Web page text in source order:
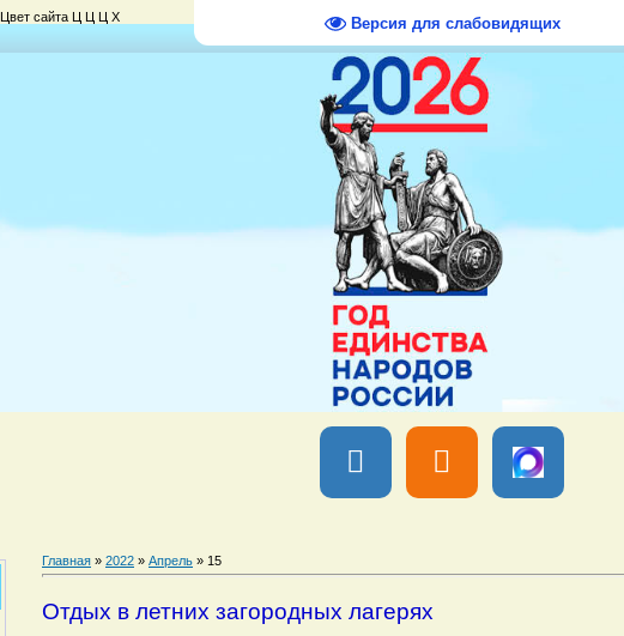
Версия для слабовидящих
Цвет сайта Ц Ц Ц Х
Вы вошли какГостьГруппа "Гости" Четверг, 06 Августа 2026,
Главная » 2022 » Апрель » 15
Отдых в летних загородных лагерях